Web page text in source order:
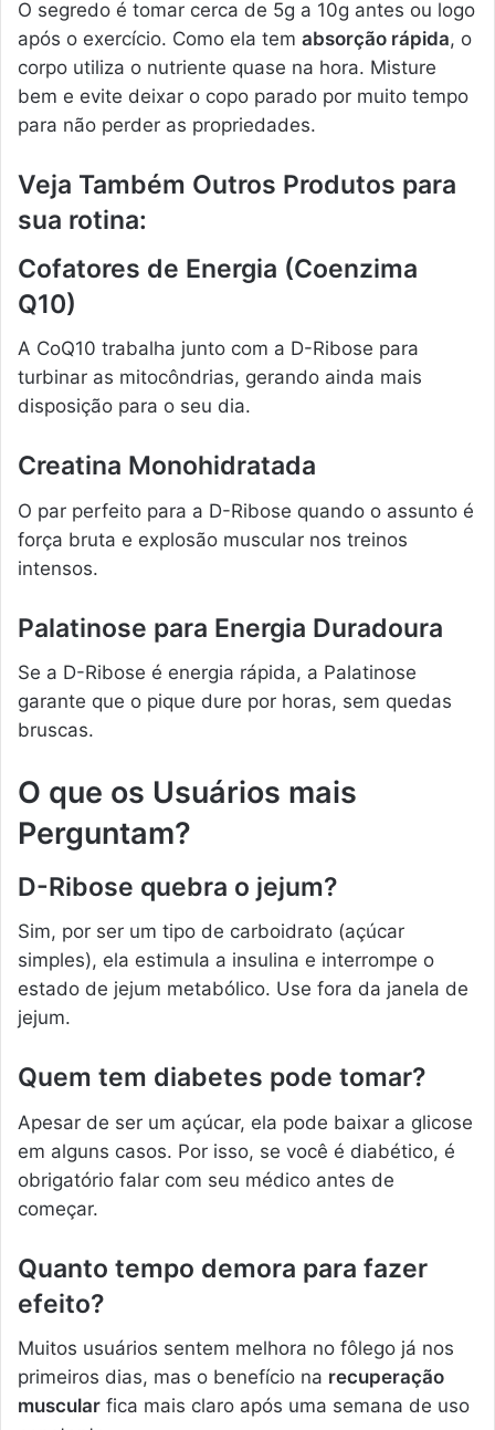
O segredo é tomar cerca de 5g a 10g antes ou logo
após o exercício. Como ela tem absorção rápida, o
corpo utiliza o nutriente quase na hora. Misture
bem e evite deixar o copo parado por muito tempo
para não perder as propriedades.
Veja Também Outros Produtos para
sua rotina:
Cofatores de Energia (Coenzima
Q10)
A CoQ10 trabalha junto com a D-Ribose para
turbinar as mitocôndrias, gerando ainda mais
disposição para o seu dia.
Creatina Monohidratada
O par perfeito para a D-Ribose quando o assunto é
força bruta e explosão muscular nos treinos
intensos.
Palatinose para Energia Duradoura
Se a D-Ribose é energia rápida, a Palatinose
garante que o pique dure por horas, sem quedas
bruscas.
O que os Usuários mais
Perguntam?
D-Ribose quebra o jejum?
Sim, por ser um tipo de carboidrato (açúcar
simples), ela estimula a insulina e interrompe o
estado de jejum metabólico. Use fora da janela de
jejum.
Quem tem diabetes pode tomar?
Apesar de ser um açúcar, ela pode baixar a glicose
em alguns casos. Por isso, se você é diabético, é
obrigatório falar com seu médico antes de
começar.
Quanto tempo demora para fazer
efeito?
Muitos usuários sentem melhora no fôlego já nos
primeiros dias, mas o benefício na recuperação
muscular fica mais claro após uma semana de uso